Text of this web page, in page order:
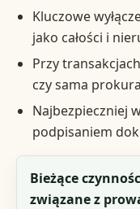
Kluczowe
jako całości i
Przy
czy sama
Najbezpieczniej
podpisaniem
Rodzaj czynności
Bieżące
związane z